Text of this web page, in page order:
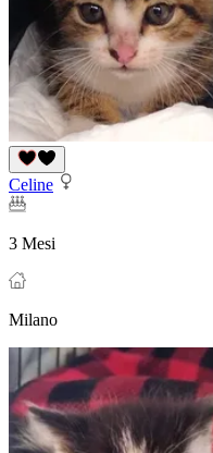
Celine
3 Mesi
Milano